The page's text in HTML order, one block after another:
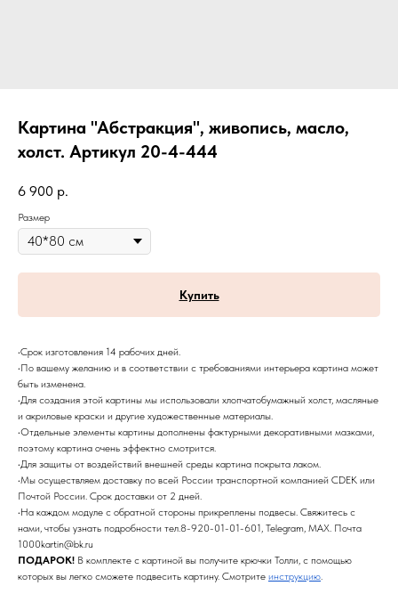
Картина "Абстракция", живопись, масло,
холст. Артикул 20-4-444
6 900 р.
Размер
Купить
•Срок изготовления 14 рабочих дней.
•По вашему желанию и в соответствии с требованиями интерьера картина может
быть изменена.
•Для создания этой картины мы использовали хлопчатобумажный холст, масляные
и акриловые краски и другие художественные материалы.
•Отдельные элементы картины дополнены фактурными декоративными мазками,
поэтому картина очень эффектно смотрится.
•Для защиты от воздействий внешней среды картина покрыта лаком.
•Мы осуществляем доставку по всей России транспортной компанией CDEK или
Почтой России. Срок доставки от 2 дней.
•На каждом модуле с обратной стороны прикреплены подвесы. Свяжитесь с
нами, чтобы узнать подробности тел.8-920-01-01-601, Telegram, MAX. Почта
1000kartin@bk.ru
ПОДАРОК! В комплекте с картиной вы получите крючки Толли, с помощью
которых вы легко сможете подвесить картину. Смотрите инструкцию.